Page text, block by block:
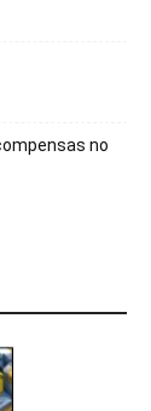
no